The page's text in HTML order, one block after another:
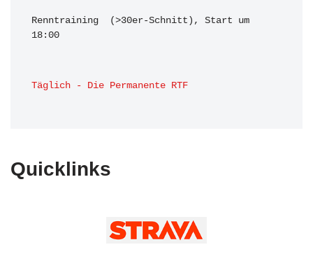
Renntraining  (>30er-Schnitt), Start um
18:00
Täglich - Die Permanente RTF
Quicklinks